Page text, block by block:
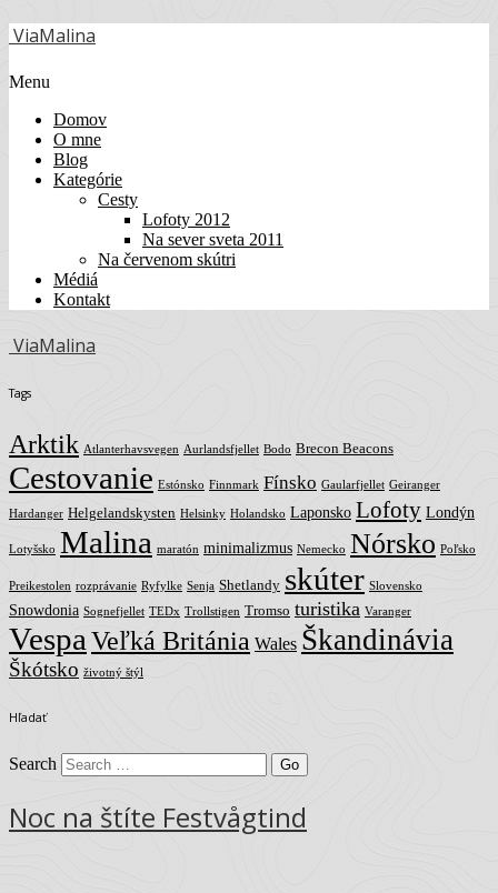
ViaMalina
Menu
Domov
O mne
Blog
Kategórie
Cesty
Lofoty 2012
Na sever sveta 2011
Na červenom skútri
Médiá
Kontakt
ViaMalina
Tags
Arktik Atlanterhavsvegen Aurlandsfjellet Bodo Brecon Beacons
Cestovanie Estónsko Finnmark Fínsko Gaularfjellet Geiranger
Hardanger Helgelandskysten Helsinky Holandsko Laponsko Lofoty Londýn
Lotyšsko Malina maratón minimalizmus Nemecko Nórsko Poľsko
Preikestolen rozprávanie Ryfylke Senja Shetlandy skúter Slovensko
Snowdonia Sognefjellet TEDx Trollstigen Tromso turistika Varanger
Vespa Veľká Británia Wales Škandinávia
Škótsko životný štýl
Hľadať
Search
Noc na štíte Festvågtind